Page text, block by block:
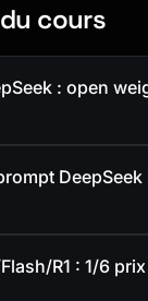
cours
: open
DeepSeek
R1 : 1/6